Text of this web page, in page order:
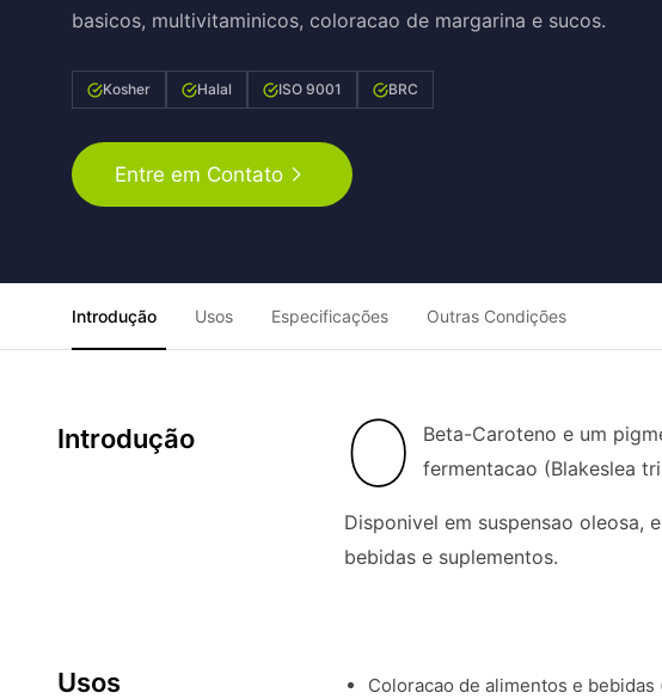
basicos, multivitaminicos, coloracao de margarina e sucos.
Kosher Halal ISO 9001 BRC
Entre em Contato
Introdução Usos Especificações Outras Condições
Introdução O
Beta-Caroteno e um
fermentacao (Blakeslea
Disponivel em suspensao oleosa,
bebidas e suplementos.
Usos
Coloracao de alimentos e bebidas